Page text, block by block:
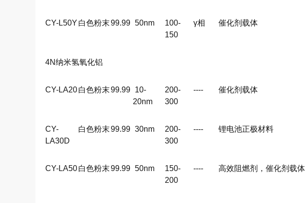
CY-L50Y 白色粉末99.99 50nm
100-
150
γ相 催化剂载体
4N纳米氢氧化铝
CY-LA20白色粉末99.99 10-
20nm
200-
300
---- 催化剂载体
CY-
LA30D
白色粉末99.99 30nm
200-
300
---- 锂电池正极材料
CY-LA50白色粉末99.99 50nm
150-
200
---- 高效阻燃剂，催化剂载体